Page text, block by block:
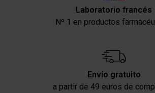
Laboratorio francés
Nº 1 en productos
Envío gratuito
a partir de 49 euros de